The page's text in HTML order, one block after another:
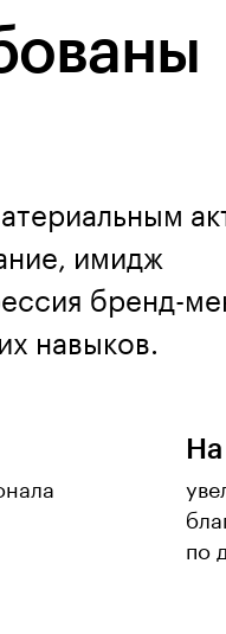
имидж
бренд-
навыков.
по